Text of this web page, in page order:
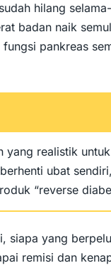
hilang
badan naik
pankreas
yang realistik
ubat
“reverse
siapa yang
remisi dan